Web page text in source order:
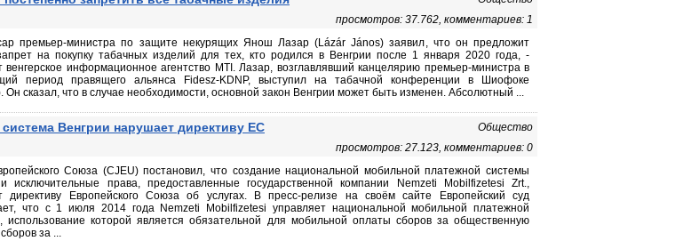
просмотров: 37.762, комментариев: 1
премьер-министра по защите некурящих Янош Лазар (Lázár János) заявил, что он предложит
на покупку табачных изделий для тех, кто родился в Венгрии после 1 января 2020 года, -
венгерское информационное агентство MTI. Лазар, возглавлявший канцелярию премьер-министра в
период правящего альянса Fidesz-KDNP, выступил на табачной конференции в Шиофоке
Он сказал, что в случае необходимости, основной закон Венгрии может быть изменен. Абсолютный ...
Венгрии нарушает директиву ЕС
Общество
просмотров: 27.123, комментариев: 0
Союза (CJEU) постановил, что создание национальной мобильной платежной системы
исключительные права, предоставленные государственной компании Nemzeti Mobilfizetesi Zrt.,
директиву Европейского Союза об услугах. В пресс-релизе на своём сайте Европейский суд
что с 1 июля 2014 года Nemzeti Mobilfizetesi управляет национальной мобильной платежной
использование которой является обязательной для мобильной оплаты сборов за общественную
за ...